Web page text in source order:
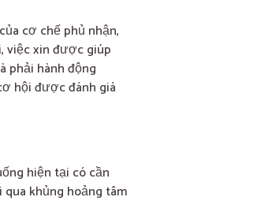
cơ chế phủ nhận,
việc xin được giúp
phải hành động
hội được đánh giá
hiện tại có cần
khủng hoảng tâm